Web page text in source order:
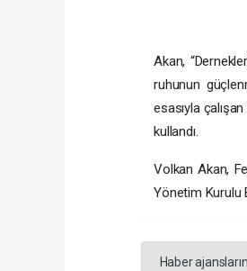
Akan,
ruhunun
esasıyla
kullandı.
Volkan Akan,
Yönetim Kurulu
Haber